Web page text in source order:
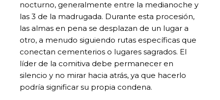
nocturno, generalmente entre la medianoche y
las 3 de la madrugada. Durante esta procesión,
las almas en pena se desplazan de un lugar a
otro, a menudo siguiendo rutas específicas que
conectan cementerios o lugares sagrados. El
líder de la comitiva debe permanecer en
silencio y no mirar hacia atrás, ya que hacerlo
podría significar su propia condena.